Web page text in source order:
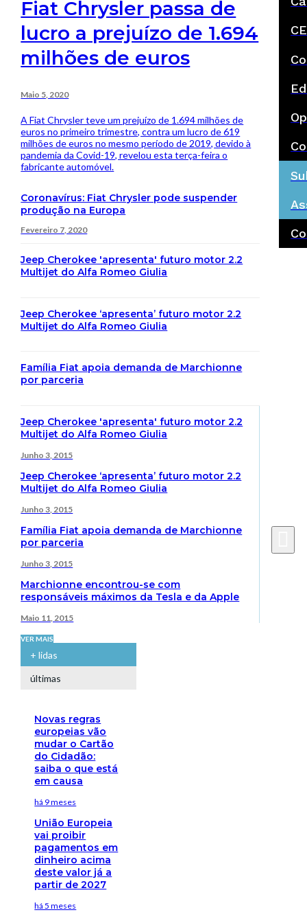
Fiat Chrysler passa de
lucro a prejuízo de 1.694
milhões de euros
Maio 5, 2020
A Fiat Chrysler teve um prejuízo de 1.694 milhões de
euros no primeiro trimestre, contra um lucro de 619
milhões de euros no mesmo período de 2019, devido à
pandemia da Covid-19, revelou esta terça-feira o
fabricante automóvel.
Coronavírus: Fiat Chrysler pode suspender
produção na Europa
Fevereiro 7, 2020
Jeep Cherokee 'apresenta' futuro motor 2.2
Multijet do Alfa Romeo Giulia
Jeep Cherokee ‘apresenta’ futuro motor 2.2
Multijet do Alfa Romeo Giulia
Família Fiat apoia demanda de Marchionne
por parceria
Jeep Cherokee 'apresenta' futuro motor 2.2
Multijet do Alfa Romeo Giulia
Junho 3, 2015
Jeep Cherokee ‘apresenta’ futuro motor 2.2
Multijet do Alfa Romeo Giulia
Junho 3, 2015
Família Fiat apoia demanda de Marchionne
por parceria
Junho 3, 2015
Marchionne encontrou-se com
responsáveis máximos da Tesla e da Apple
Maio 11, 2015
VER MAIS
+ lidas
últimas
Novas regras
europeias vão
mudar o Cartão
do Cidadão:
saiba o que está
em causa
há 9 meses
União Europeia
vai proibir
pagamentos em
dinheiro acima
deste valor já a
partir de 2027
há 5 meses